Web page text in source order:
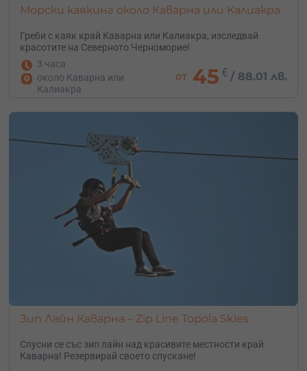
Морски каякинг около Каварна или Калиакра
Греби с каяк край Каварна или Калиакра, изследвай
красотите на Северното Черноморие!
3 часа
около Каварна или
Калиакра
от 45 € / 88.01 лв.
Зип Лайн Каварна – Zip Line Topola Skies
Спусни се със зип лайн над красивите местности край
Каварна! Резервирай своето спускане!